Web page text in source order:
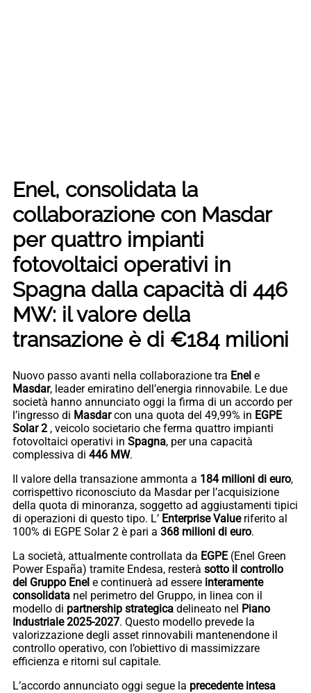
Enel, consolidata la
collaborazione con Masdar
per quattro impianti
fotovoltaici operativi in
Spagna dalla capacità di 446
MW: il valore della
transazione è di €184 milioni
Nuovo passo avanti nella collaborazione tra Enel e
Masdar, leader emiratino dell’energia rinnovabile. Le due
società hanno annunciato oggi la firma di un accordo per
l’ingresso di Masdarcon una quota del 49,99% in EGPE
Solar 2 , veicolo societario che ferma quattro impianti
fotovoltaici operativi in Spagna, per una capacità
complessiva di 446 MW.
Il valore della transazione ammonta a 184 milioni di euro,
corrispettivo riconosciuto da Masdar per l’acquisizione
della quota di minoranza, soggetto ad aggiustamenti tipici
di operazioni di questo tipo. L’ Enterprise Valueriferito al
100% di EGPE Solar 2 è pari a 368 milioni di euro.
La società, attualmente controllata da EGPE(Enel Green
Power España) tramite Endesa, resterà sotto il controllo
del Gruppo Enel e continuerà ad essere interamente
consolidata nel perimetro del Gruppo, in linea con il
modello di partnership strategica delineato nel Piano
Industriale 2025-2027. Questo modello prevede la
valorizzazione degli asset rinnovabili mantenendone il
controllo operativo, con l’obiettivo di massimizzare
efficienza e ritorni sul capitale.
L’accordo annunciato oggi segue la precedente intesa